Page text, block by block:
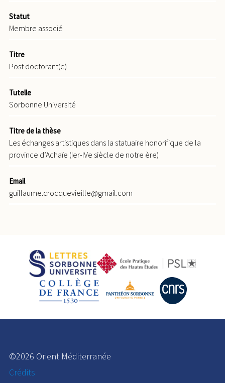
Statut
Membre associé
Titre
Post doctorant(e)
Tutelle
Sorbonne Université
Titre de la thèse
Les échanges artistiques dans la statuaire honorifique de la
province d’Achaïe (Ier-IVe siècle de notre ère)
Email
guillaume.crocquevieille@gmail.com
©2026 Orient Méditerranée
Crédits